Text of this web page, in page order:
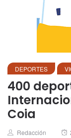
DEPORTES
400
Coia
Author
Redacción